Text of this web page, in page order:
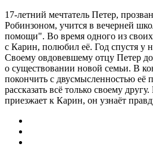
17-летний мечтатель Петер,
Робинзоном, учится в вечерней
помощи". Во время одного из
с Карин, полюбил её. Год спустя у
Своему овдовевшему отцу Петер
о существовании новой семьи. В
покончить с двусмысленностью её
рассказать всё только своему
приезжает к Карин, он узнаёт